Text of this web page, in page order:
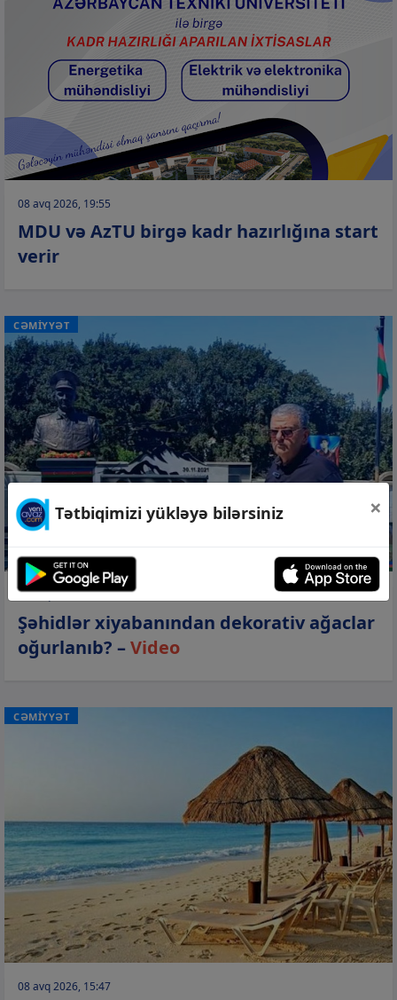
08 avq 2026, 19:55
MDU və AzTU birgə kadr hazırlığına start
verir
CƏMİYYƏT
08 avq 2026, 16:24
Şəhidlər xiyabanından dekorativ ağaclar
oğurlanıb? –Video
CƏMİYYƏT
08 avq 2026, 15:47
Tətbiqimizi yükləyə bilərsiniz ×